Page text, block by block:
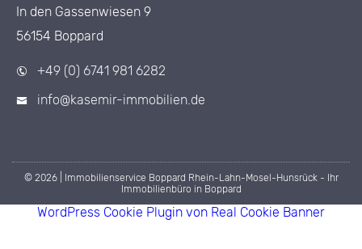
In den Gassenwiesen 9
56154 Boppard
+49 (0) 6741 981 6282
info@kasemir-immobilien.de
© 2026 | Immobilienservice Boppard Rhein-Lahn-Mosel-Hunsrück - Ihr
Immobilienbüro in Boppard
WordPress Cookie Plugin von Real Cookie Banner